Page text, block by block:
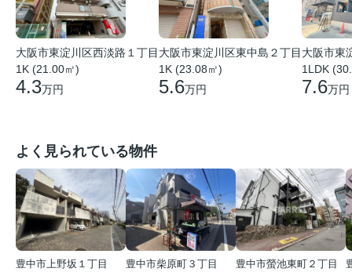
大阪市東淀川区西淡路１丁目
1K (21.00㎡)
4.3万円
大阪市東淀川区東中島２丁目
1K (23.08㎡)
5.6万円
大阪市東
1LDK
7.6万円
よく見られている物件
豊中市上野坂１丁目
豊中市柴原町３丁目
豊中市螢池東町２丁目